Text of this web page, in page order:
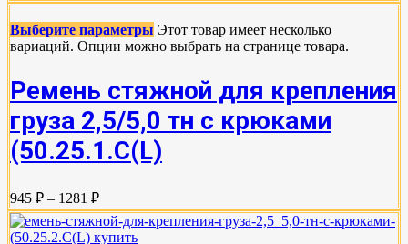
Выберите параметры Этот товар имеет несколько
вариаций. Опции можно выбрать на странице товара.
Ремень стяжной для крепления
груза 2,5/5,0 тн с крюками
(50.25.1.С(L)
945 ₽ – 1281 ₽